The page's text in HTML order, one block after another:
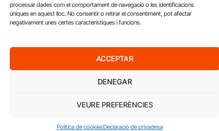
processar dades com el comportament de navegació o les identificacions
úniques en aquest lloc. No consentir o retirar el consentiment, pot afectar
negativament unes certes característiques i funcions.
ACCEPTAR
DENEGAR
VEURE PREFERÈNCIES
Política de cookiesDeclaració de privadesa